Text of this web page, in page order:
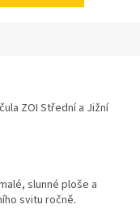
ZOI Střední a Jižní
slunné ploše a
svitu ročně.